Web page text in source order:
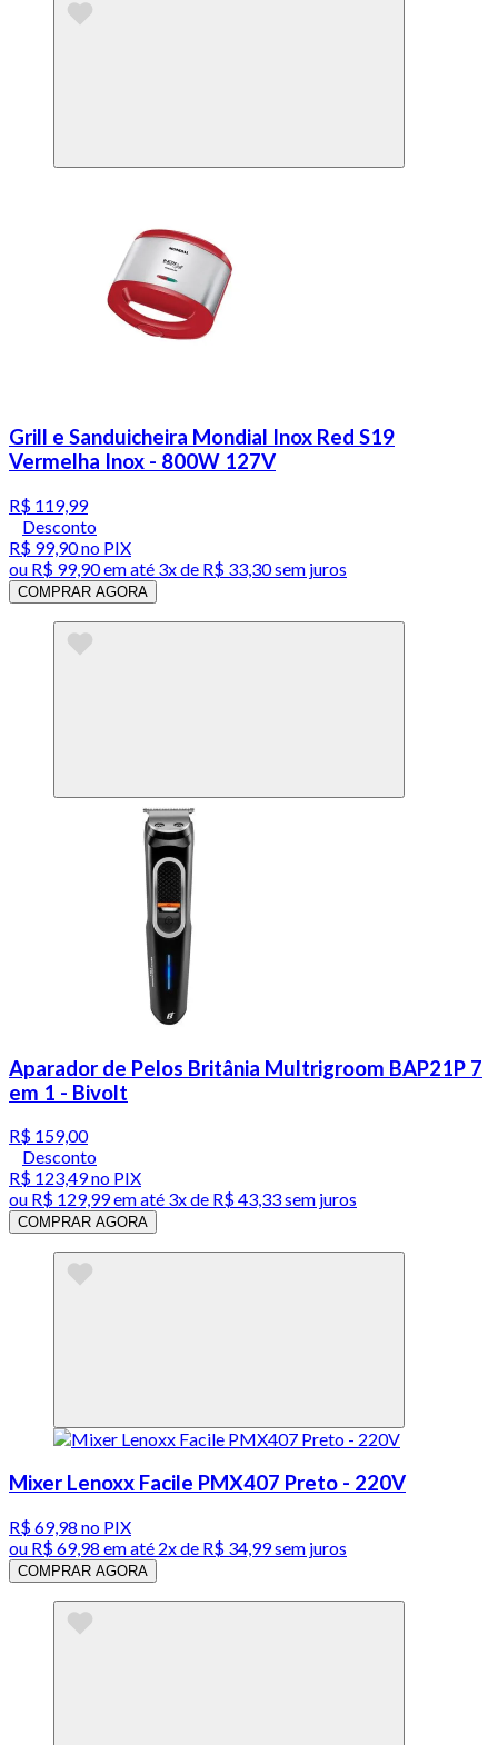
Grill e Sanduicheira Mondial Inox Red S19
Vermelha Inox - 800W 127V
R$ 119,99
Desconto
R$ 99,90no PIX
ou R$ 99,90em até 3x de R$ 33,30 sem juros
COMPRAR AGORA
Aparador de Pelos Britânia Multrigroom BAP21P 7
em 1 - Bivolt
R$ 159,00
Desconto
R$ 123,49no PIX
ou R$ 129,99em até 3x de R$ 43,33 sem juros
COMPRAR AGORA
Mixer Lenoxx Facile PMX407 Preto - 220V
R$ 69,98 no PIX
ou R$ 69,98 em até 2x de R$ 34,99 sem juros
COMPRAR AGORA